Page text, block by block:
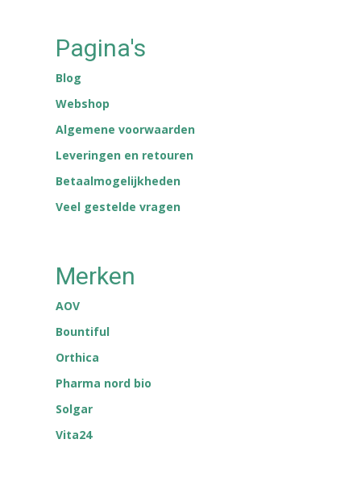
Pagina's
Blog
Webshop
Algemene voorwaarden
Leveringen en retouren
Betaalmogelijkheden
Veel gestelde vragen
Merken
AOV
Bountiful
Orthica
Pharma nord bio
Solgar
Vita24